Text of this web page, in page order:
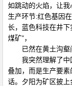
如跳动的火焰，让我
生产环节:红色基因
长，蓝色科技在井
煤矿”，
已然在黄土沟壑
我突然理解了
叠加，而是生产要
话。夕阳为矿区披